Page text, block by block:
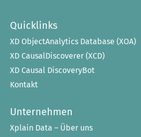
Quicklinks
XD ObjectAnalytics Database (XOA)
XD CausalDiscoverer (XCD)
XD Causal DiscoveryBot
Kontakt
Unternehmen
Xplain Data – Über uns